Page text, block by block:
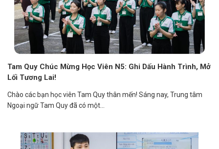
Tam Quy Chúc Mừng Học Viên N5: Ghi Dấu Hành Trình, Mở
Lối Tương Lai!
Chào các bạn học viên Tam Quy thân mến! Sáng nay, Trung tâm
Ngoại ngữ Tam Quy đã có một...